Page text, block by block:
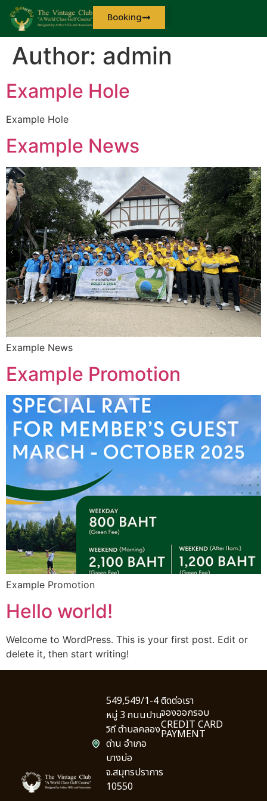
Booking
Author: admin
Example Hole
Example Hole
Example News
Example News
Example Promotion
Example Promotion
Hello world!
Welcome to WordPress. This is your first post. Edit or
delete it, then start writing!
549,549/1-4
หมู่ 3 ถนนปาน
วิถี ตำบลคลอง
ด่าน อำเภอ
บางบ่อ
จ.สมุทรปราการ
10550
ติดต่อเรา
จองออกรอบ
CREDIT CARD
PAYMENT